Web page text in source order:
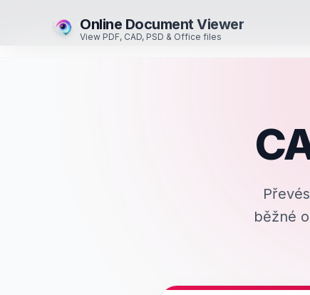
Online Document Viewer
View PDF, CAD, PSD & Office files
běžné